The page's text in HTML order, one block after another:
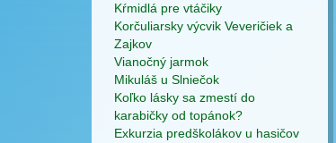
Kŕmidlá pre vtáčiky
Korčuliarsky výcvik Veveričiek a
Zajkov
Vianočný jarmok
Mikuláš u Slniečok
Koľko lásky sa zmestí do
karabičky od topánok?
Exkurzia predškolákov u hasičov